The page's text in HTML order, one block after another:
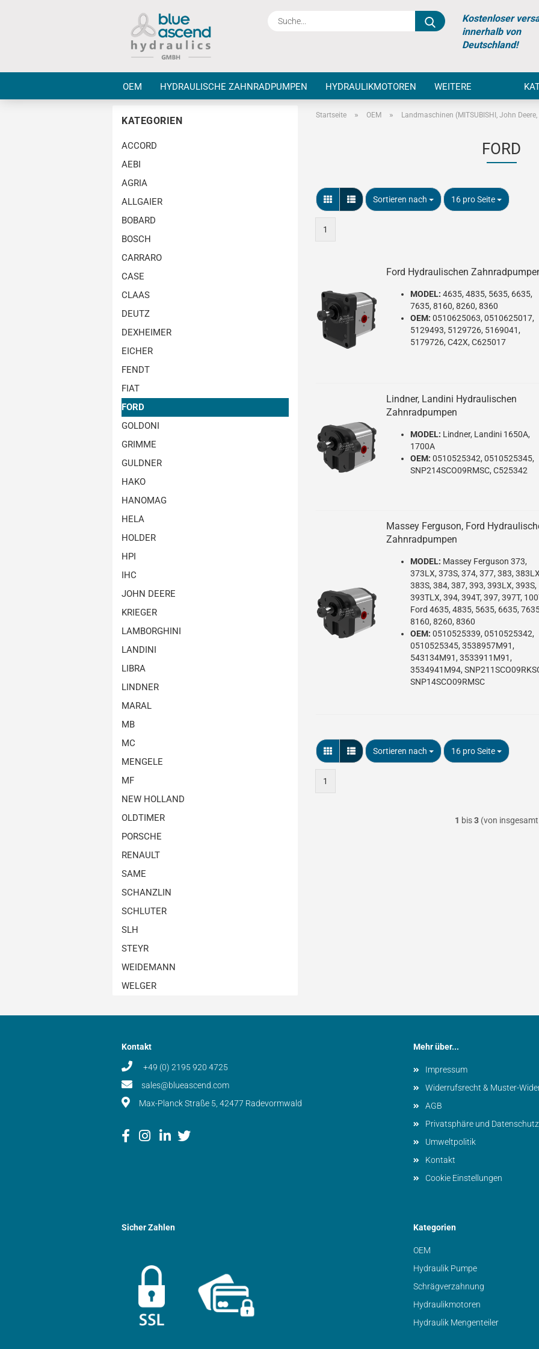
Suche...Kostenloser
innerhalb von
Deutschland!
OEM HYDRAULISCHE ZAHNRADPUMPEN HYDRAULIKMOTOREN WEITERE
Startseite » OEM » Landmaschinen (MITSUBISHI, John Deere,
FORD
Sortieren nach
Sortieren nach 16 pro Seite
pro Seite
1
Ford Hydraulischen
MODEL:4635, 4835, 5635, 6635,
7635, 8160, 8260, 8360
OEM: 0510625063, 0510625017,
5129493, 5129726, 5169041,
5179726, C42X, C625017
Lindner, Landini Hydraulischen
Zahnradpumpen
MODEL: Lindner, Landini 1650A,
1700A
OEM: 0510525342, 0510525345,
SNP214SCO09RMSC, C525342
Massey Ferguson, Ford
Zahnradpumpen
MODEL: Massey Ferguson 373,
373LX, 373S, 374, 377, 383,
383S, 384, 387, 393, 393LX, 393S,
393TLX, 394, 394T, 397, 397T,
Ford 4635, 4835, 5635, 6635,
8160, 8260, 8360
OEM: 0510525339, 0510525342,
0510525345, 3538957M91,
543134M91, 3533911M91,
3534941M94,
SNP14SCO09RMSC
Sortieren nach
Sortieren nach 16 pro Seite
pro Seite
1
1 bis3 (von
KATEGORIEN
ACCORD
AEBI
AGRIA
ALLGAIER
BOBARD
BOSCH
CARRARO
CASE
CLAAS
DEUTZ
DEXHEIMER
EICHER
FENDT
FIAT
FORD
GOLDONI
GRIMME
GULDNER
HAKO
HANOMAG
HELA
HOLDER
HPI
IHC
JOHN DEERE
KRIEGER
LAMBORGHINI
LANDINI
LIBRA
LINDNER
MARAL
MB
MC
MENGELE
MF
NEW HOLLAND
OLDTIMER
PORSCHE
RENAULT
SAME
SCHANZLIN
SCHLUTER
SLH
STEYR
WEIDEMANN
WELGER
Kontakt
+49 (0) 2195 920 4725
sales@blueascend.com
Max-Planck Straße 5, 42477 Radevormwald
Mehr über...
Impressum
Widerrufsrecht & Muster-
AGB
Privatsphäre und Datenschutz
Umweltpolitik
Kontakt
Cookie Einstellungen
Sicher Zahlen Kategorien
OEM
Hydraulik Pumpe
Schrägverzahnung
Hydraulikmotoren
Hydraulik Mengenteiler